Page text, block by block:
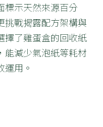
標示天然來源百分
挑戰揭露配方架構與
擇了雞蛋盒的回收紙
能減少氣泡紙等耗材
用。